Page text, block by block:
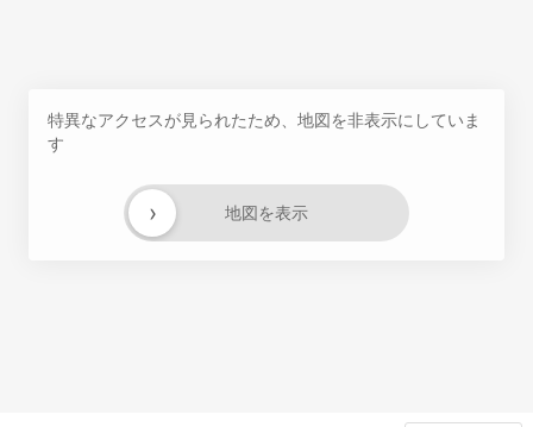
特異なアクセスが見られたため、地図を非表示にしていま
す
地図を表示
›